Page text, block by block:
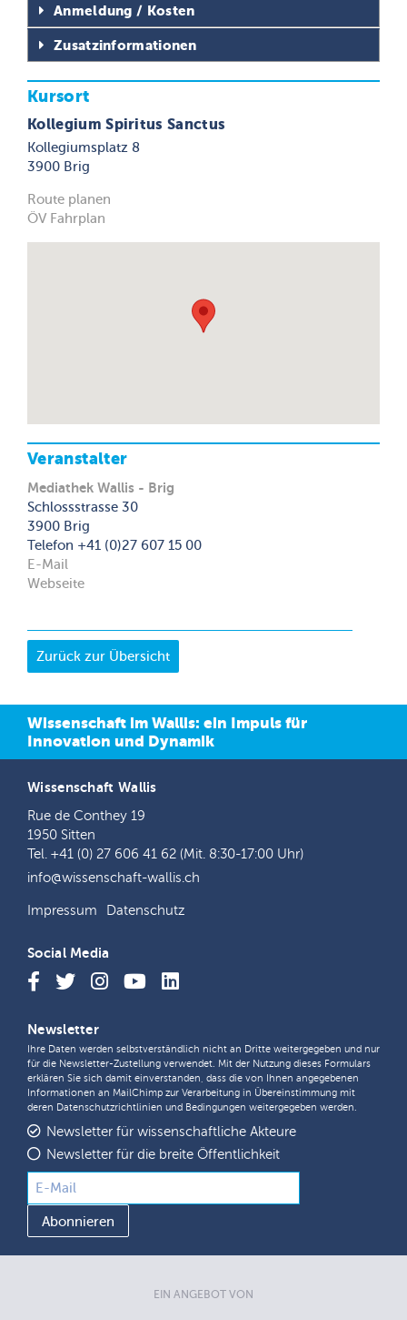
Anmeldung / Kosten
Zusatzinformationen
Kursort
Kollegium Spiritus Sanctus
Kollegiumsplatz 8
3900 Brig
Route planen
ÖV Fahrplan
Veranstalter
Mediathek Wallis - Brig
Schlossstrasse 30
3900 Brig
Telefon +41 (0)27 607 15 00
E-Mail
Webseite
Wissenschaft im Wallis: ein Impuls für
Innovation und Dynamik
Wissenschaft Wallis
Rue de Conthey 19
1950 Sitten
Tel. +41 (0) 27 606 41 62 (Mit. 8:30-17:00 Uhr)
info@wissenschaft-wallis.ch
Impressum Datenschutz
Social Media
Newsletter
Ihre Daten werden selbstverständlich nicht an Dritte weitergegeben und nur
für die Newsletter-Zustellung verwendet. Mit der Nutzung dieses Formulars
erklären Sie sich damit einverstanden, dass die von Ihnen angegebenen
Informationen an MailChimp zur Verarbeitung in Übereinstimmung mit
deren Datenschutzrichtlinien und Bedingungen weitergegeben werden.
Newsletter für wissenschaftliche Akteure
Newsletter für die breite Öffentlichkeit
EIN ANGEBOT VON